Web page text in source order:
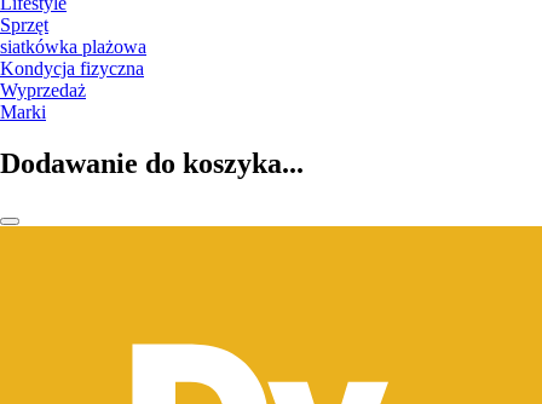
Sprzęt
siatkówka plażowa
Kondycja fizyczna
Wyprzedaż
Marki
Dodawanie do koszyka...